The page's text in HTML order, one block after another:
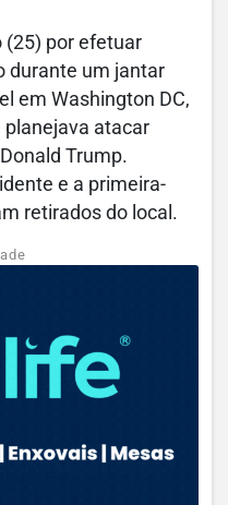
(25) por efetuar
durante um jantar
em Washington DC,
atacar
Trump.
e a primeira-
retirados do local.